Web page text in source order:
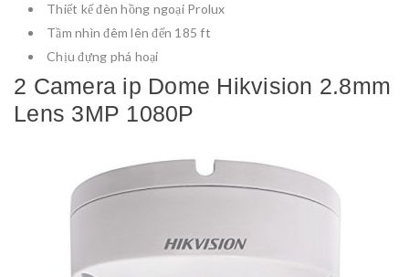
Thiết kế đèn hồng ngoại Prolux
Tầm nhìn đêm lên đến 185 ft
Chịu đựng phá hoại
2 Camera ip Dome Hikvision 2.8mm
Lens 3MP 1080P